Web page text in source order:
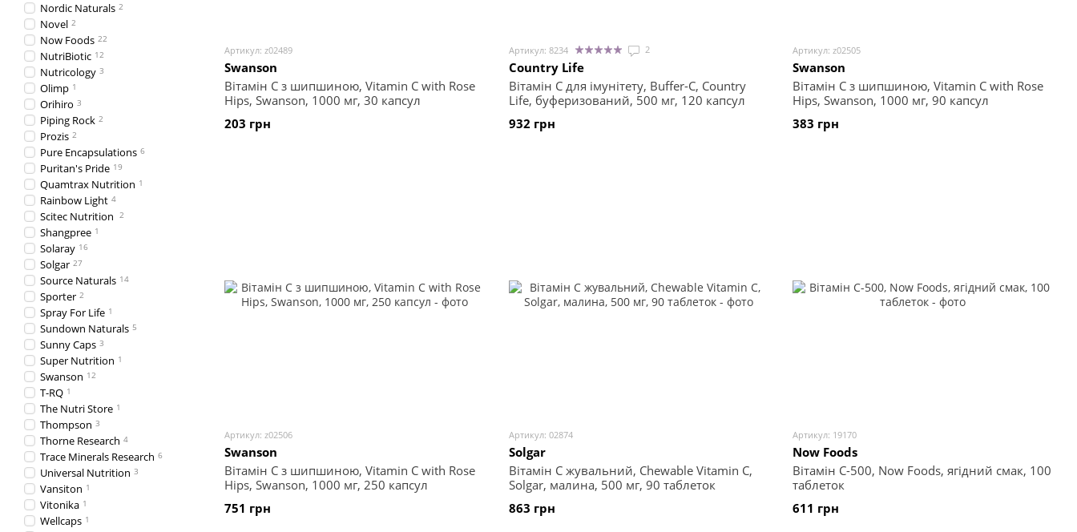
Артикул: z02489
Swanson
Вітамін С з шипшиною, Vitamin C with Rose
Hips, Swanson, 1000 мг, 30 капсул
203 грн
Артикул: 8234 2
Country Life
Вітамін С для імунітету, Buffer-C, Country
Life, буферизований, 500 мг, 120 капсул
932 грн
Артикул: z02505
Swanson
Вітамін С з шипшиною, Vitamin C with Rose
Hips, Swanson, 1000 мг, 90 капсул
383 грн
Артикул: z02506
Swanson
Вітамін С з шипшиною, Vitamin C with Rose
Hips, Swanson, 1000 мг, 250 капсул
751 грн
Артикул: 02874
Solgar
Вітамін С жувальний, Chewable Vitamin C,
Solgar, малина, 500 мг, 90 таблеток
863 грн
Артикул: 19170
Now Foods
Вітамін С-500, Now Foods, ягідний смак, 100
таблеток
611 грн
Nordic Naturals 2
Novel 2
Now Foods 22
NutriBiotic 12
Nutricology 3
Olimp 1
Orihiro 3
Piping Rock 2
Prozis 2
Pure Encapsulations 6
Puritan's Pride 19
Quamtrax Nutrition 1
Rainbow Light 4
Scitec Nutrition 2
Shangpree 1
Solaray 16
Solgar 27
Source Naturals 14
Sporter 2
Spray For Life 1
Sundown Naturals 5
Sunny Caps 3
Super Nutrition 1
Swanson 12
T-RQ 1
The Nutri Store 1
Thompson 3
Thorne Research 4
Trace Minerals Research 6
Universal Nutrition 3
Vansiton 1
Vitonika 1
Wellcaps 1